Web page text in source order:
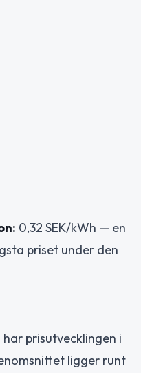
0,32 SEK/kWh — en
priset under den
prisutvecklingen i
ligger runt